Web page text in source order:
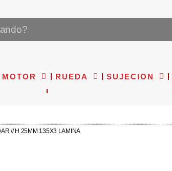
MOTOR RUEDA SUJECION
// H 25MM 135X3 LAMINA